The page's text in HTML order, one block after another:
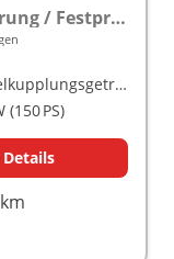
Selection 100% Schwerbehinderung / Festpreisgarantie* Modelljahr 1.5 TSI Mild-Hybrid 150PS DSG "Sonderangebot bei Schwerbehinderung" frei konfigurierbar!
Doppelkupplungsgetriebe (DSG)
(150 PS)
Details